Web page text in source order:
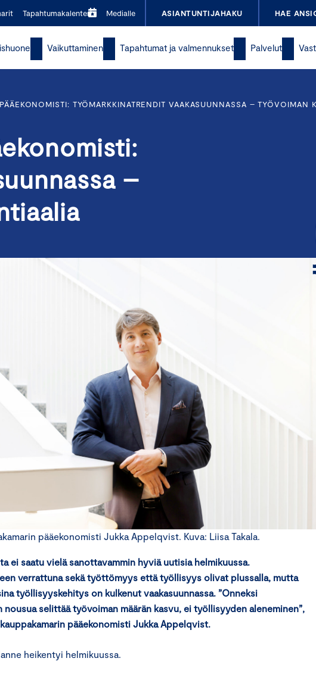
Tapahtumakalenteri Medialle ASIANTUNTIJAHAKU HAE
Vaikuttaminen Tapahtumat ja valmennukset Palvelut
TYÖMARKKINATRENDIT VAAKASUUNNASSA – TYÖVOIMAN
–
pääekonomisti Jukka Appelqvist. Kuva: Liisa Takala.
ei saatu vielä sanottavammin hyviä uutisia helmikuussa.
verrattuna sekä työttömyys että työllisyys olivat plussalla, mutta
työllisyyskehitys on kulkenut vaakasuunnassa. ”Onneksi
selittää työvoiman määrän kasvu, ei työllisyyden aleneminen”,
pääekonomisti Jukka Appelqvist.
heikentyi helmikuussa.